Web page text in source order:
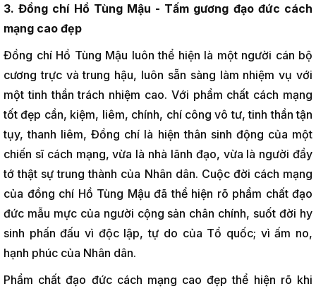
3. Đồng chí Hồ Tùng Mậu - Tấm gương đạo đức cách
mạng cao đẹp
Đồng chí Hồ Tùng Mậu luôn thể hiện là một người cán bộ
cương trực và trung hậu, luôn sẵn sàng làm nhiệm vụ với
một tinh thần trách nhiệm cao. Với phẩm chất cách mạng
tốt đẹp cần, kiệm, liêm, chính, chí công vô tư, tinh thần tận
tụy, thanh liêm, Đồng chí là hiện thân sinh động của một
chiến sĩ cách mạng, vừa là nhà lãnh đạo, vừa là người đầy
tớ thật sự trung thành của Nhân dân. Cuộc đời cách mạng
của đồng chí Hồ Tùng Mậu đã thể hiện rõ phẩm chất đạo
đức mẫu mực của người cộng sản chân chính, suốt đời hy
sinh phấn đấu vì độc lập, tự do của Tổ quốc; vì ấm no,
hạnh phúc của Nhân dân.
Phẩm chất đạo đức cách mạng cao đẹp thể hiện rõ khi